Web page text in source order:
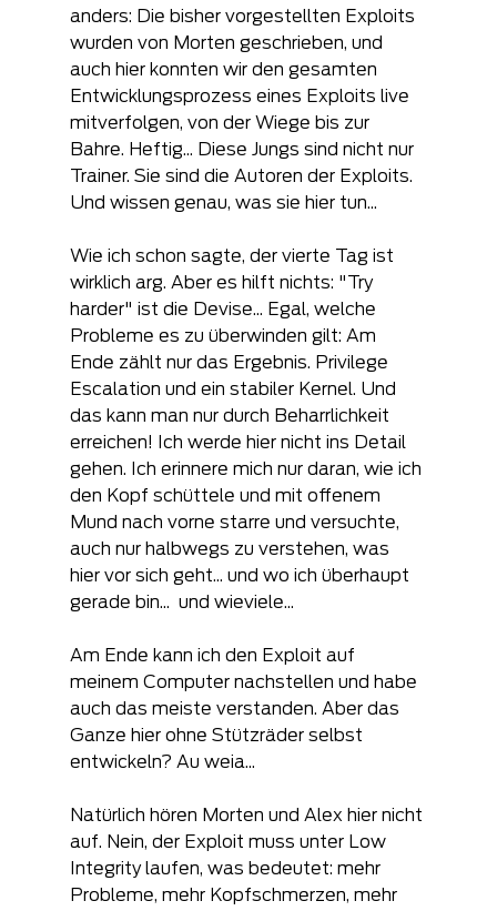
anders: Die bisher vorgestellten Exploits
wurden von Morten geschrieben, und
auch hier konnten wir den gesamten
Entwicklungsprozess eines Exploits live
mitverfolgen, von der Wiege bis zur
Bahre. Heftig... Diese Jungs sind nicht nur
Trainer. Sie sind die Autoren der Exploits.
Und wissen genau, was sie hier tun...
Wie ich schon sagte, der vierte Tag ist
wirklich arg. Aber es hilft nichts: "Try
harder" ist die Devise... Egal, welche
Probleme es zu überwinden gilt: Am
Ende zählt nur das Ergebnis. Privilege
Escalation und ein stabiler Kernel. Und
das kann man nur durch Beharrlichkeit
erreichen! Ich werde hier nicht ins Detail
gehen. Ich erinnere mich nur daran, wie ich
den Kopf schüttele und mit offenem
Mund nach vorne starre und versuchte,
auch nur halbwegs zu verstehen, was
hier vor sich geht... und wo ich überhaupt
gerade bin...  und wieviele...
Am Ende kann ich den Exploit auf
meinem Computer nachstellen und habe
auch das meiste verstanden. Aber das
Ganze hier ohne Stützräder selbst
entwickeln? Au weia...
Natürlich hören Morten und Alex hier nicht
auf. Nein, der Exploit muss unter Low
Integrity laufen, was bedeutet: mehr
Probleme, mehr Kopfschmerzen, mehr